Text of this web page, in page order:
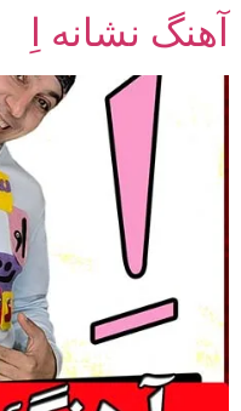
پرش
محتوا
آهنگ نشانه اِ